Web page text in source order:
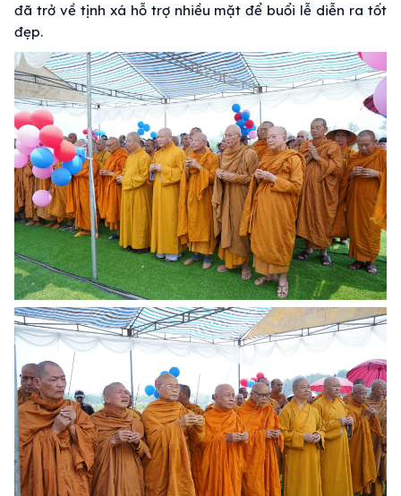
đã trở về tịnh xá hỗ trợ nhiều mặt để buổi lễ diễn ra tốt
đẹp.